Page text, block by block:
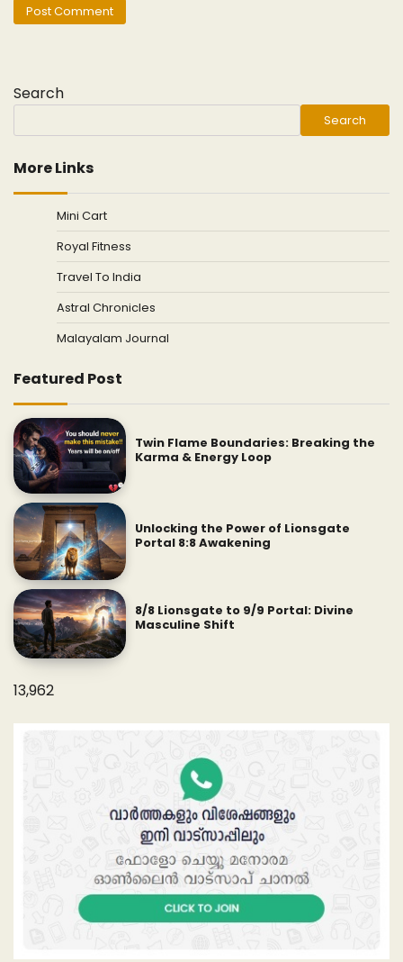
Search
Search
More Links
Mini Cart
Royal Fitness
Travel To India
Astral Chronicles
Malayalam Journal
Featured Post
Twin Flame Boundaries: Breaking the
Karma & Energy Loop
Unlocking the Power of Lionsgate
Portal 8:8 Awakening
8/8 Lionsgate to 9/9 Portal: Divine
Masculine Shift
13,962